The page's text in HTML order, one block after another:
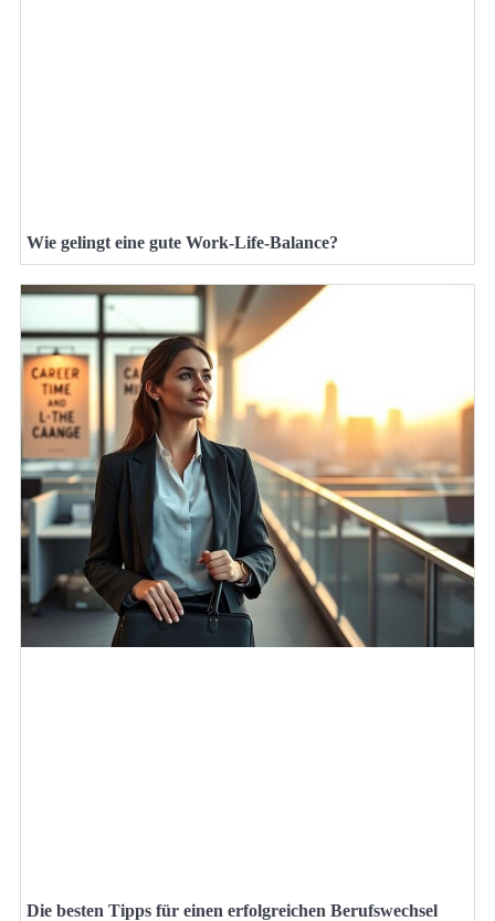
Wie gelingt eine gute Work-Life-Balance?
Die besten Tipps für einen erfolgreichen Berufswechsel